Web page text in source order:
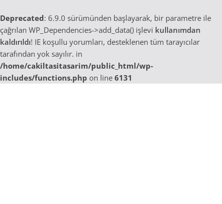
Deprecated: 6.9.0 sürümünden başlayarak, bir parametre ile
çağrılan WP_Dependencies->add_data() işlevi kullanımdan
kaldırıldı! IE koşullu yorumları, desteklenen tüm tarayıcılar
tarafından yok sayılır. in
/home/cakiltasitasarim/public_html/wp-
includes/functions.php on line 6131